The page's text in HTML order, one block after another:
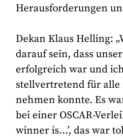
Herausforderungen
Dekan Klaus Helling:
darauf sein, dass
erfolgreich war und
stellvertretend für alle
nehmen konnte. Es
bei einer OSCAR-
winner is…’, das war